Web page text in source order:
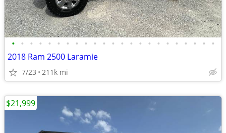
• • • • • • • • • • • • • • • • • • • • • • •
2018 Ram 2500 Laramie
7/23 211k mi
$21,999